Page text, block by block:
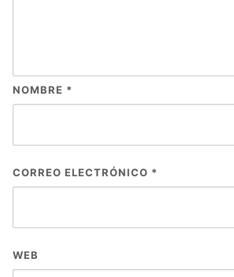
NOMBRE *
CORREO ELECTRÓNICO *
WEB